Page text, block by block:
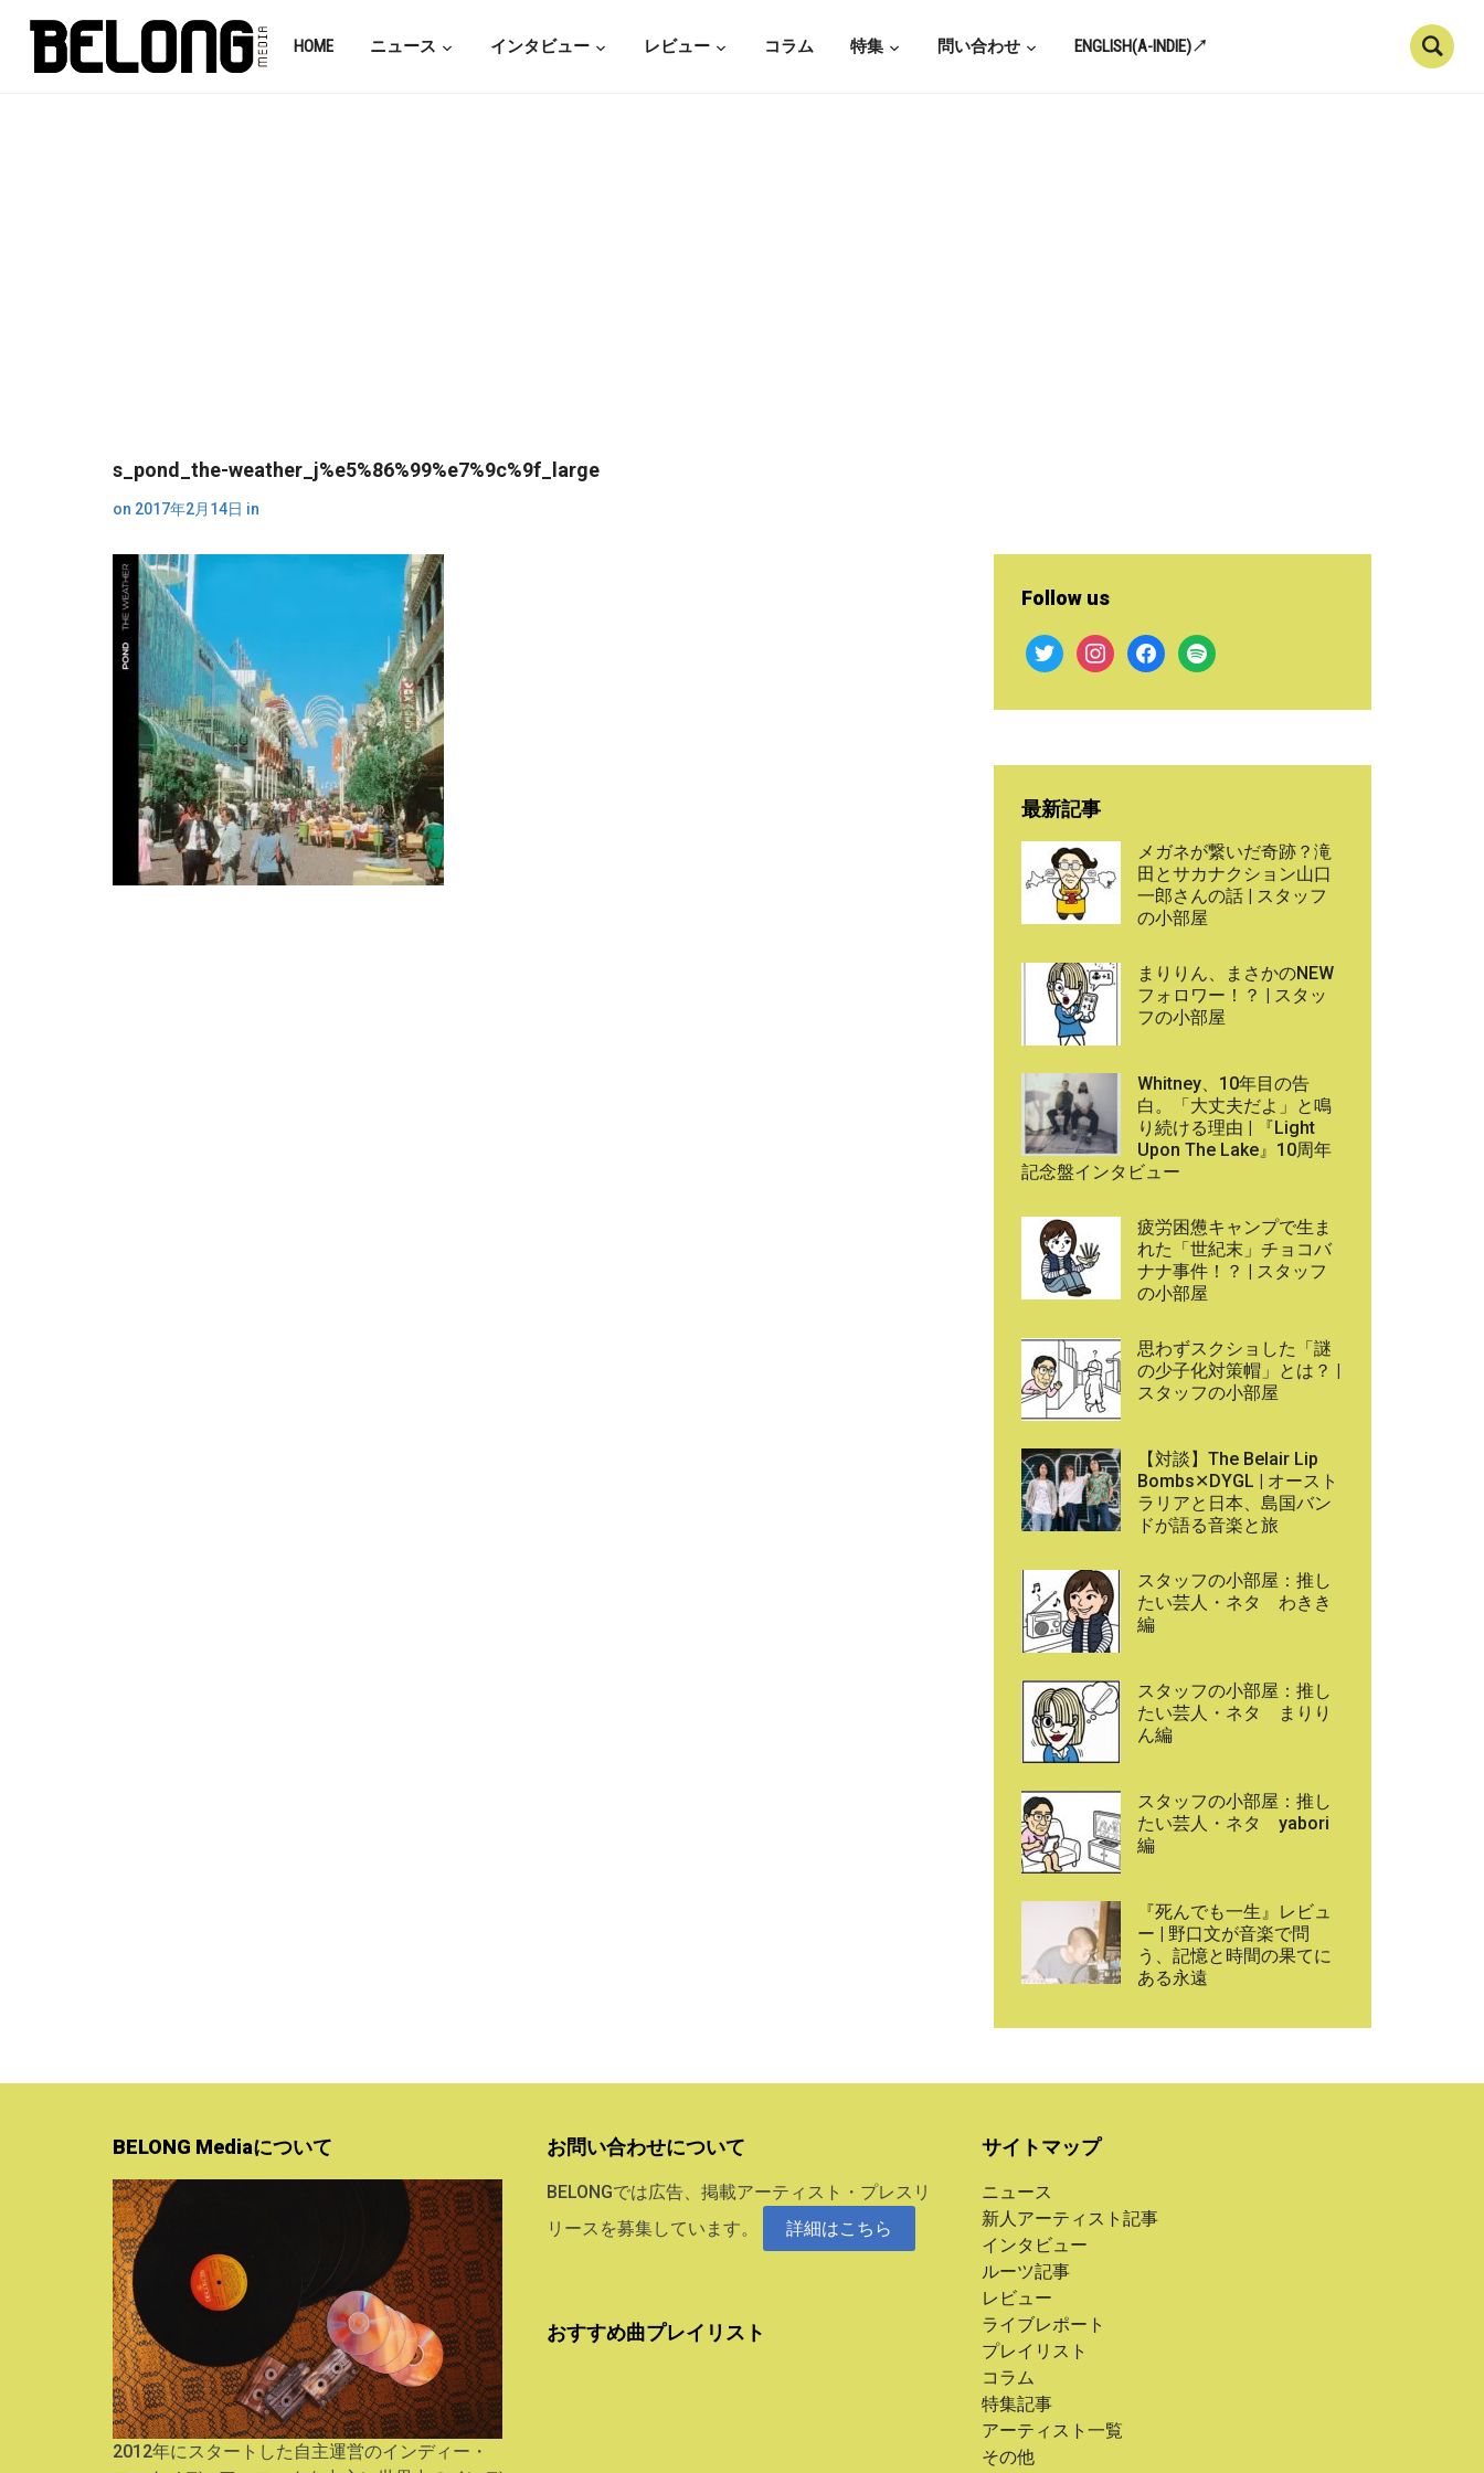
HOME ニュース インタビュー レビュー コラム 特集 問い合わせ ENGLISH(A-INDIE)↗
s_pond_the-weather_j%e5%86%99%e7%9c%9f_large
on 2017年2月14日 in
Follow us
twitter instagramfacebook
spotify
最新記事
メガネが繋いだ奇跡？滝
田とサカナクション山口
一郎さんの話 | スタッフ
の小部屋
まりりん、まさかのNEW
フォロワー！？ | スタッ
フの小部屋
Whitney、10年目の告
白。「大丈夫だよ」と鳴
り続ける理由 | 『Light
Upon The Lake』10周年
記念盤インタビュー
疲労困憊キャンプで生ま
れた「世紀末」チョコバ
ナナ事件！？ | スタッフ
の小部屋
思わずスクショした「謎
の少子化対策帽」とは？ |
スタッフの小部屋
【対談】The Belair Lip
Bombs✕DYGL | オースト
ラリアと日本、島国バン
ドが語る音楽と旅
スタッフの小部屋：推し
たい芸人・ネタ わきき
編
スタッフの小部屋：推し
たい芸人・ネタ まりり
ん編
スタッフの小部屋：推し
たい芸人・ネタ yabori
編
『死んでも一生』レビュ
ー | 野口文が音楽で問
う、記憶と時間の果てに
ある永遠
BELONG Mediaについて
2012年にスタートした自主運営のインディー・
お問い合わせについて
BELONGでは広告、掲載アーティスト・プレスリ
リースを募集しています。
詳細はこちら
おすすめ曲プレイリスト
サイトマップ
ニュース
新人アーティスト記事
インタビュー
ルーツ記事
レビュー
ライブレポート
プレイリスト
コラム
特集記事
アーティスト一覧
その他